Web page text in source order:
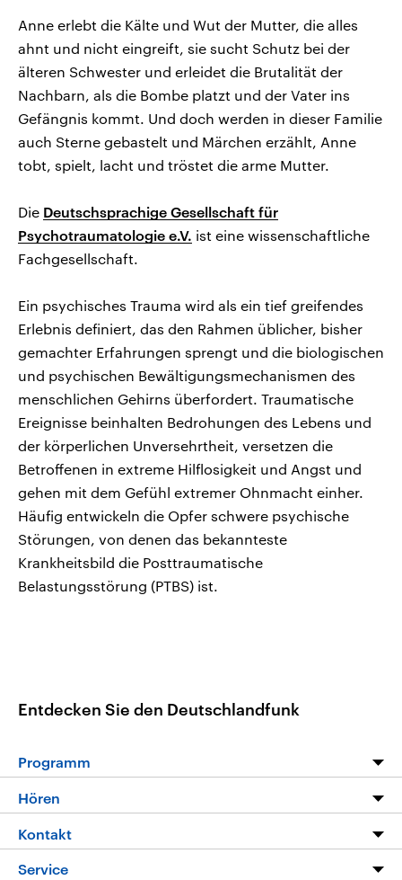
Anne erlebt die Kälte und Wut der Mutter, die alles
ahnt und nicht eingreift, sie sucht Schutz bei der
älteren Schwester und erleidet die Brutalität der
Nachbarn, als die Bombe platzt und der Vater ins
Gefängnis kommt. Und doch werden in dieser Familie
auch Sterne gebastelt und Märchen erzählt, Anne
tobt, spielt, lacht und tröstet die arme Mutter.
Die Deutschsprachige Gesellschaft für
Psychotraumatologie e.V. ist eine wissenschaftliche
Fachgesellschaft.
Ein psychisches Trauma wird als ein tief greifendes
Erlebnis definiert, das den Rahmen üblicher, bisher
gemachter Erfahrungen sprengt und die biologischen
und psychischen Bewältigungsmechanismen des
menschlichen Gehirns überfordert. Traumatische
Ereignisse beinhalten Bedrohungen des Lebens und
der körperlichen Unversehrtheit, versetzen die
Betroffenen in extreme Hilflosigkeit und Angst und
gehen mit dem Gefühl extremer Ohnmacht einher.
Häufig entwickeln die Opfer schwere psychische
Störungen, von denen das bekannteste
Krankheitsbild die Posttraumatische
Belastungsstörung (PTBS) ist.
Entdecken Sie den Deutschlandfunk
Programm
Die Nachrichten
Hören
Livestream
Kontakt
Hörerservice
Service